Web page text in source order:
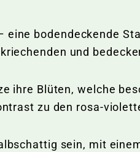
eine bodendeckende
und
ihre Blüten, welche
zu den rosa-
sein, mit